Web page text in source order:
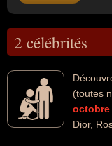
2 célébrités
(toutes
octobre
Dior,